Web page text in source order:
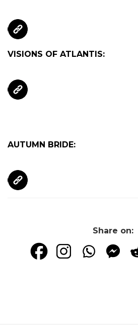
VISIONS OF ATLANTIS:
AUTUMN BRIDE:
Share on: